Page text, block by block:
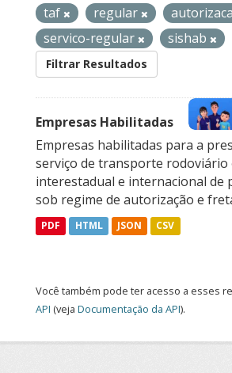
taf
regular
servico-regular
sishab
Filtrar Resultados
Empresas Habilitadas
Empresas habilitadas para a
serviço de transporte rodoviário
interestadual e internacional de
sob regime de autorização e
PDF HTML JSON CSV
Você também pode ter acesso a esses
API (veja Documentação da API).